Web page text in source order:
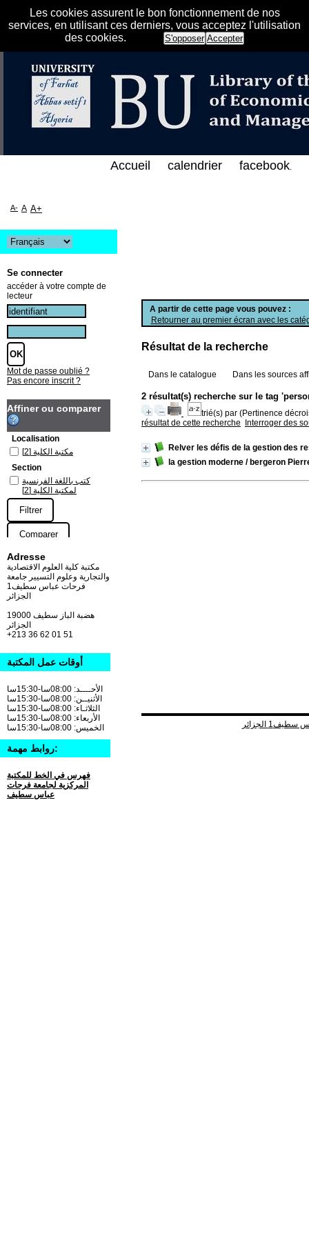
Les cookies assurent le bon fonctionnement de nos
services, en utilisant ces derniers, vous acceptez l'utilisation
des cookies.
S'opposer Accepter
الإلكتروني على الخط المباشر لمكتبة كلية
A partir de cette page vous pouvez :
Retourner au premier écran avec les
Résultat de la recherche
Dans le catalogue Dans les sources
2 résultat(s) recherche sur le tag
trié(s) par (Pertinence
résultat de cette recherche
Interroger des
Relver les défis de la gestion des
la gestion moderne / bergeron
Accueil calendrier facebook.
A- A A+
Se connecter
accéder à votre compte de
lecteur
Mot de passe oublié ?
Pas encore inscrit ?
Affiner ou comparer
Localisation
مكتبة الكلية [2]
Section
كتب باللغة الفرنسية
لمكتبة الكلية [2]
Adresse
مكتبة كلية العلوم الاقتصادية
والتجارية وعلوم التسيير جامعة
فرحات عباس سطيف1
الجزائر
19000 هضبة الباز سطيف
+213 36 62 01 51
أوقات عمل المكتبة
الأحــــد: 08:00سا-15:30سا
الأثنيــن: 08:00سا-15:30سا
الثلاثـاء: 08:00سا-15:30سا
الأربعاء: 08:00سا-15:30سا
الخميس: 08:00سا-15:30سا
روابط مهمة:
فهرس في الخط للمكتبة
المركزية لجامعة فرحات
عباس سطيف